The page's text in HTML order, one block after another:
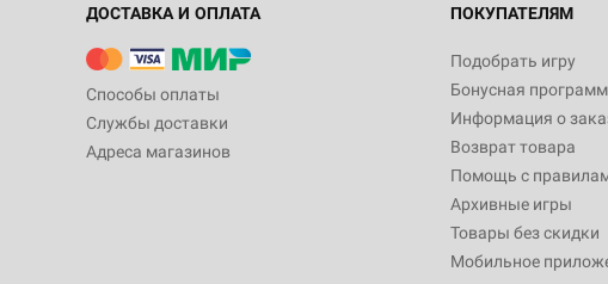
ДОСТАВКА И ОПЛАТА
Способы оплаты
Службы доставки
Адреса магазинов
ПОКУПАТЕЛЯМ
Подобрать игру
Бонусная
Информация о
Возврат товара
Помощь с
Архивные игры
Товары без скидки
Мобильное